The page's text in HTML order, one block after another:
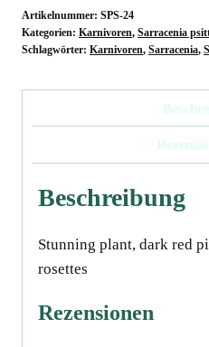
okefenokeensis,
Liberty
own
Menge
Artikelnummer: SPS-24
Kategorien: Karnivoren, Sarracenia
Schlagwörter: Karnivoren, Sarracenia,
Beschreibung
Stunning plant, dark red
rosettesﾠ
Rezensionen